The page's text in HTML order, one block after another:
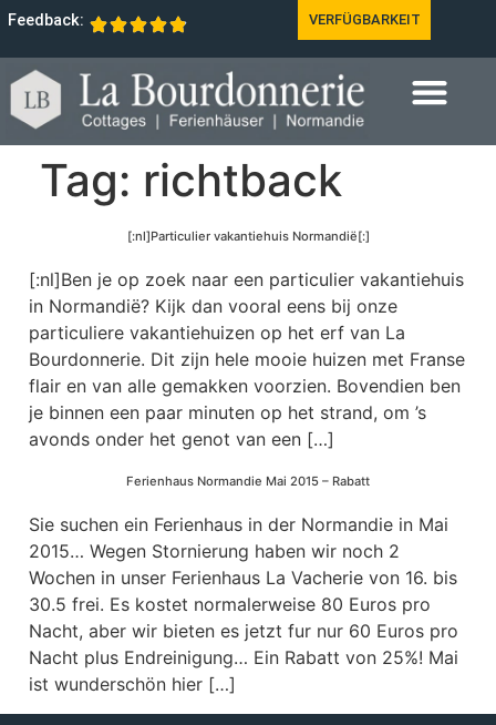
Feedback: VERFÜGBARKEIT
Tag: richtback
[:nl]Particulier vakantiehuis Normandië[:]
[:nl]Ben je op zoek naar een particulier vakantiehuis
in Normandië? Kijk dan vooral eens bij onze
particuliere vakantiehuizen op het erf van La
Bourdonnerie. Dit zijn hele mooie huizen met Franse
flair en van alle gemakken voorzien. Bovendien ben
je binnen een paar minuten op het strand, om ’s
avonds onder het genot van een […]
Ferienhaus Normandie Mai 2015 – Rabatt
Sie suchen ein Ferienhaus in der Normandie in Mai
2015… Wegen Stornierung haben wir noch 2
Wochen in unser Ferienhaus La Vacherie von 16. bis
30.5 frei. Es kostet normalerweise 80 Euros pro
Nacht, aber wir bieten es jetzt fur nur 60 Euros pro
Nacht plus Endreinigung… Ein Rabatt von 25%! Mai
ist wunderschön hier […]